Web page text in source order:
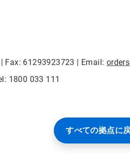
Fax: 61293923723 | Email:
1800 033 111
すべての拠点に